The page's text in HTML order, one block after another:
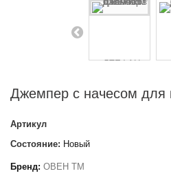
Джемпер с начесом
Артикул
Состояние: Новый
Бренд: ОВЕН ТМ